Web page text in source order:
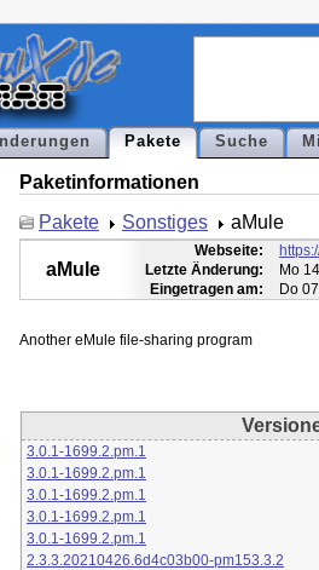
Pakete Suche
Paketinformationen
Pakete
Sonstiges aMule
aMule
Webseite:
Letzte Änderung:
Mo
Eingetragen am:
Do
3.0.1-1699.2.pm.1
3.0.1-1699.2.pm.1
3.0.1-1699.2.pm.1
3.0.1-1699.2.pm.1
3.0.1-1699.2.pm.1
2.3.3.20210426.6d4c03b00-pm153.3.2